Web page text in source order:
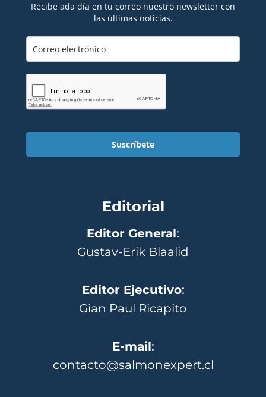
Recibe ada día en tu correo nuestro newsletter con
las últimas noticias.
Suscríbete
Editorial
Editor General:
Gustav-Erik Blaalid
Editor Ejecutivo:
Gian Paul Ricapito
E-mail:
contacto@salmonexpert.cl